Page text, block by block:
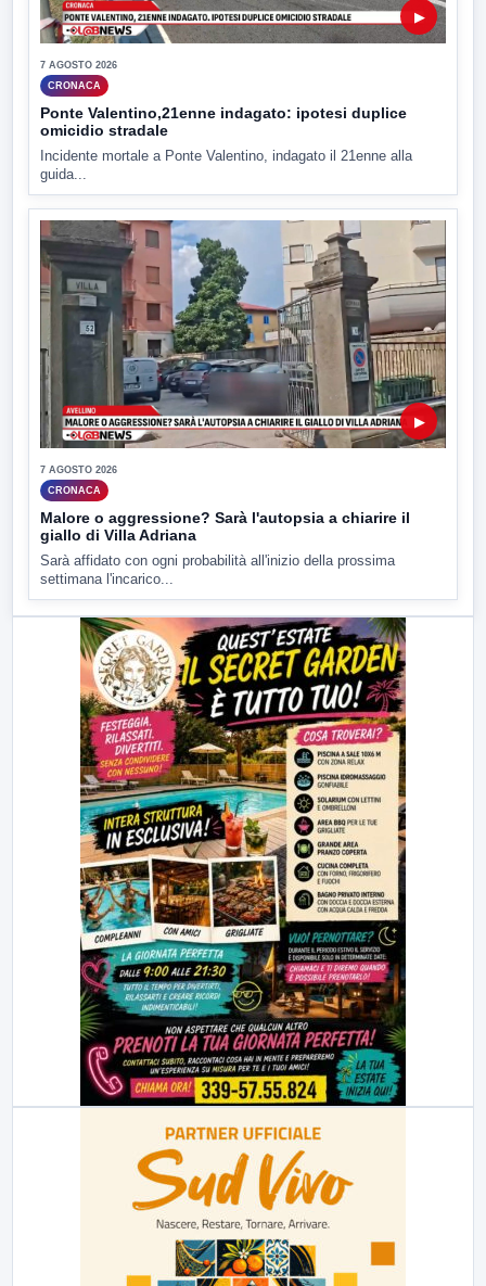
▶
7 AGOSTO 2026
CRONACA
Ponte Valentino,21enne indagato: ipotesi duplice
omicidio stradale
Incidente mortale a Ponte Valentino, indagato il 21enne alla
guida...
▶
7 AGOSTO 2026
CRONACA
Malore o aggressione? Sarà l'autopsia a chiarire il
giallo di Villa Adriana
Sarà affidato con ogni probabilità all'inizio della prossima
settimana l'incarico...